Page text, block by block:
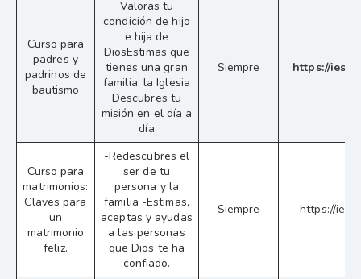
Curso para
padres y
padrinos de
bautismo
Valoras tu
condición de hijo
e hija de
DiosEstimas que
tienes una gran
familia: la Iglesia
Descubres tu
misión en el día a
día
Siempre https://
Curso para
matrimonios:
Claves para
un
matrimonio
feliz.
-Redescubres el
ser de tu
persona y la
familia -Estimas,
aceptas y ayudas
a las personas
que Dios te ha
confiado.
Siempre https://